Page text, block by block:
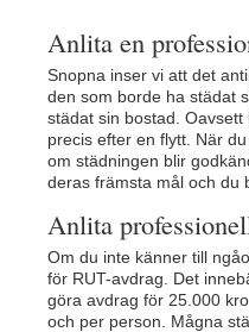
Anlita en
Snopna inser vi att det
den som borde ha städat
städat sin bostad.
precis efter en flytt. När
om städningen blir
deras främsta mål och du
Anlita
Om du inte känner till
för RUT-avdrag. Det
göra avdrag för 25.000
och per person. Mågna